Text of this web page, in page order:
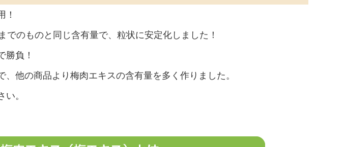
！
のものと同じ含有量で、粒状に安定化しました！
勝負！
他の商品より梅肉エキスの含有量を多く作りました。
。